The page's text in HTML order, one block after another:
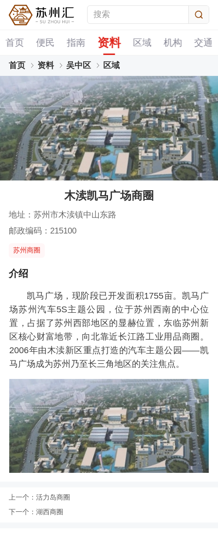
首页 便民 指南 资料 区域 机构 交通
首页 资料 吴中区 区域
木渎凯马广场商圈
地址：苏州市木渎镇中山东路
邮政编码：215100
苏州商圈
介绍
凯马广场，现阶段已开发面积1755亩。凯马广
场苏州汽车5S主题公园，位于苏州西南的中心位
置，占据了苏州西部地区的显赫位置，东临苏州新
区核心财富地带，向北靠近长江路工业用品商圈。
2006年由木渎新区重点打造的汽车主题公园——凯
马广场成为苏州乃至长三角地区的关注焦点。
上一个： 活力岛商圈
下一个： 湖西商圈